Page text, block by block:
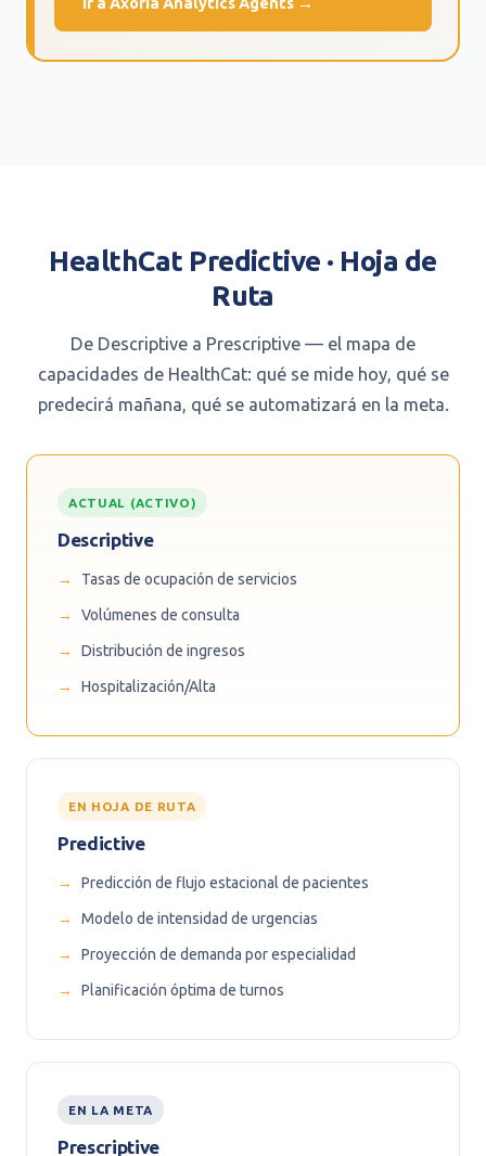
HealthCat Predictive · Hoja de
Ruta
De Descriptive a Prescriptive — el mapa de
capacidades de HealthCat: qué se mide hoy, qué se
predecirá mañana, qué se automatizará en la meta.
ACTUAL (ACTIVO)
Descriptive
Tasas de ocupación de servicios
Volúmenes de consulta
Distribución de ingresos
Hospitalización/Alta
EN HOJA DE RUTA
Predictive
Predicción de flujo estacional de pacientes
Modelo de intensidad de urgencias
Proyección de demanda por especialidad
Planificación óptima de turnos
EN LA META
Prescriptive